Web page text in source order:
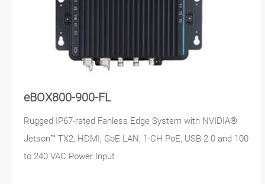
eBOX800-900-FL
Rugged IP67-rated Fanless Edge System with NVIDIA®
Jetson™ TX2, HDMI, GbE LAN, 1-CH PoE, USB 2.0 and 100
to 240 VAC Power Input